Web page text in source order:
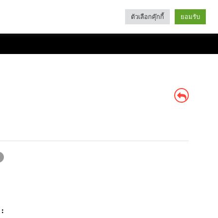
Categories
ตัวเลือกคุ๊กกี้ ยอมรับ